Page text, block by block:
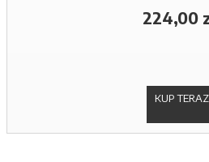
224,00
KUP TERAZ